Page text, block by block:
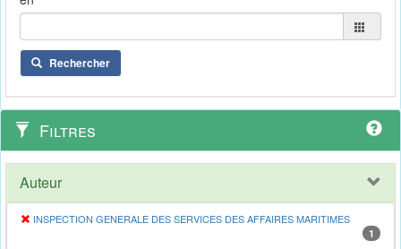
Rechercher
Filtres
Auteur
INSPECTION GENERALE DES SERVICES DES AFFAIRES MARITIMES
1